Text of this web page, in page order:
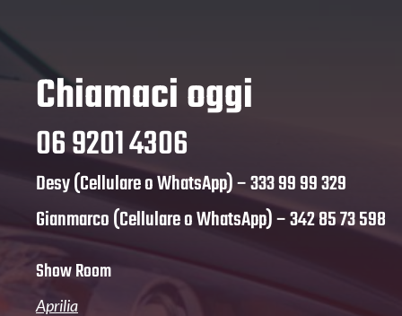
Chiamaci oggi
06 9201 4306
Desy (Cellulare o WhatsApp) –333 99 99 329
Gianmarco (Cellulare o WhatsApp) –342 85 73 598
Show Room
Aprilia